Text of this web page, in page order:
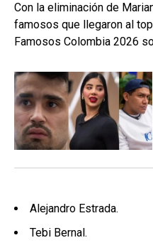
Con la eliminación de
famosos que llegaron al
Famosos Colombia 2026
Alejandro Estrada.
Tebi Bernal.